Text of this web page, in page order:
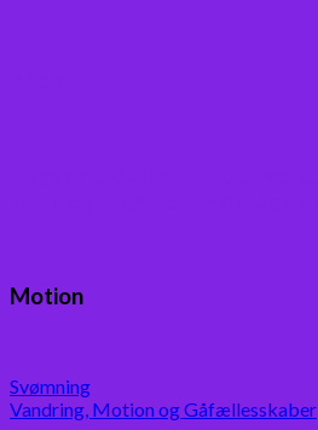
Motion
Svømning
Vandring, Motion og Gåfællesskaber